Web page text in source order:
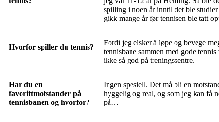
spilling i noen år inntil det ble
gikk mange år før tennisen ble tatt
Hvorfor spiller du tennis?
Fordi jeg elsker å løpe og bevege
tennisbane sammen med gode tennis
ikke så god på treningssentre.
Har du en
favorittmotstander på
tennisbanen og hvorfor?
Ingen spesiell. Det må bli en
hyggelig og real, og som jeg kan få
på…